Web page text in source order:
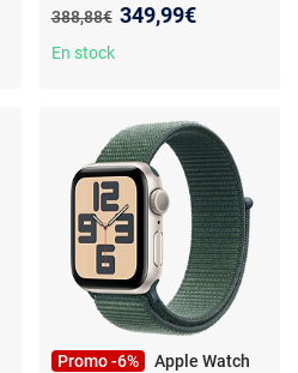
Ancien prix :
388,88€ Nouveau prix :
349,99€
En stock
Promo -6%
Apple Watch